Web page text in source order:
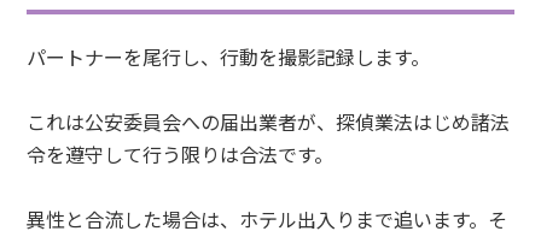
パートナーを尾行し、行動を撮影記録します。
これは公安委員会への届出業者が、探偵業法はじめ諸法
令を遵守して行う限りは合法です。
異性と合流した場合は、ホテル出入りまで追います。そ